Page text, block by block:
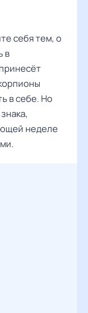
себя тем, о
в
в себе. Но
неделе